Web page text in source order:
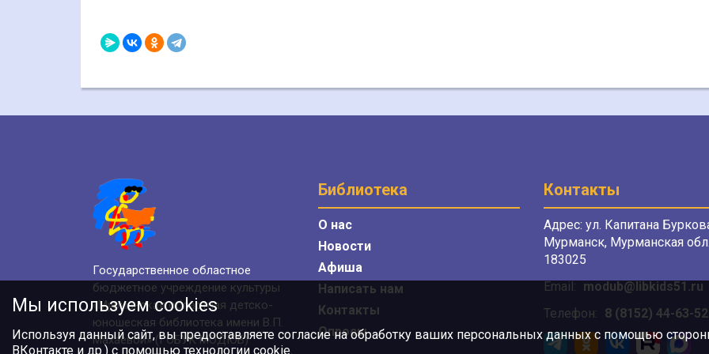
Государственное областное
бюджетное учреждение культуры
«Мурманская областная детско-
юношеская библиотека имени В.П.
Махаевой» (ГОБУК МОДЮБ)
Библиотека
О нас
Новости
Афиша
Написать нам
Контакты
Опросы
Контакты
Адрес: ул. Капитана
Мурманск, Мурманская
183025
Email: modub@libkids51.ru
Телефон: 8 (8152) 44-63-52
Мы используем cookies
Используя данный сайт, вы предоставляете согласие на обработку ваших персональных данных с помощью
ВКонтакте и др.) с помощью технологии cookie.